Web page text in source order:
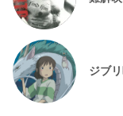
ジブ